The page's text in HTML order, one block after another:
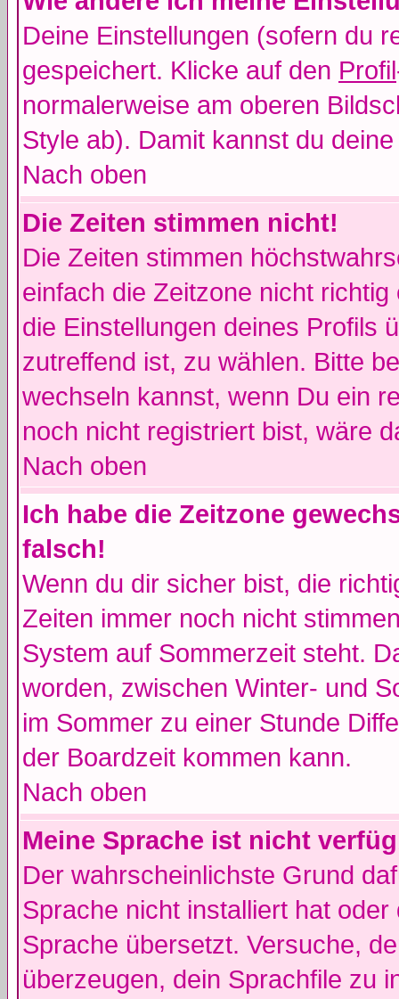
Deine Einstellungen (sofern du
gespeichert. Klicke auf den Profil
normalerweise am oberen
Style ab). Damit kannst du
Nach oben
Die Zeiten stimmen nicht!
Die Zeiten stimmen
einfach die Zeitzone nicht
die Einstellungen deines Profils
zutreffend ist, zu wählen. Bitte
wechseln kannst, wenn Du ein
noch nicht registriert bist, wäre
Nach oben
Ich habe die Zeitzone
falsch!
Wenn du dir sicher bist, die
Zeiten immer noch nicht
System auf Sommerzeit steht.
worden, zwischen Winter- und
im Sommer zu einer Stunde
der Boardzeit kommen kann.
Nach oben
Meine Sprache ist nicht
Der wahrscheinlichste Grund
Sprache nicht installiert hat
Sprache übersetzt. Versuche,
überzeugen, dein Sprachfile zu